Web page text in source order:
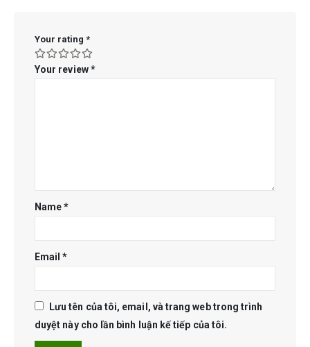
Your rating *
Your review*
Name*
Email*
Lưu tên của tôi, email, và trang web trong trình
duyệt này cho lần bình luận kế tiếp của tôi.